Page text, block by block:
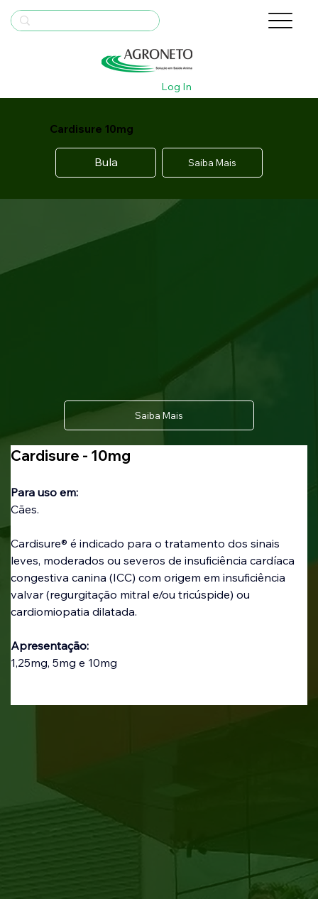
Log In
Cardisure 10mg
Bula Saiba Mais
Cardisure - 10mg
Para uso em:
Cães.
Cardisure® é indicado para o tratamento dos sinais
leves, moderados ou severos de insuficiência cardíaca
congestiva canina (ICC) com origem em insuficiência
valvar (regurgitação mitral e/ou tricúspide) ou
cardiomiopatia dilatada.
Apresentação:
1,25mg, 5mg e 10mg
Saiba Mais